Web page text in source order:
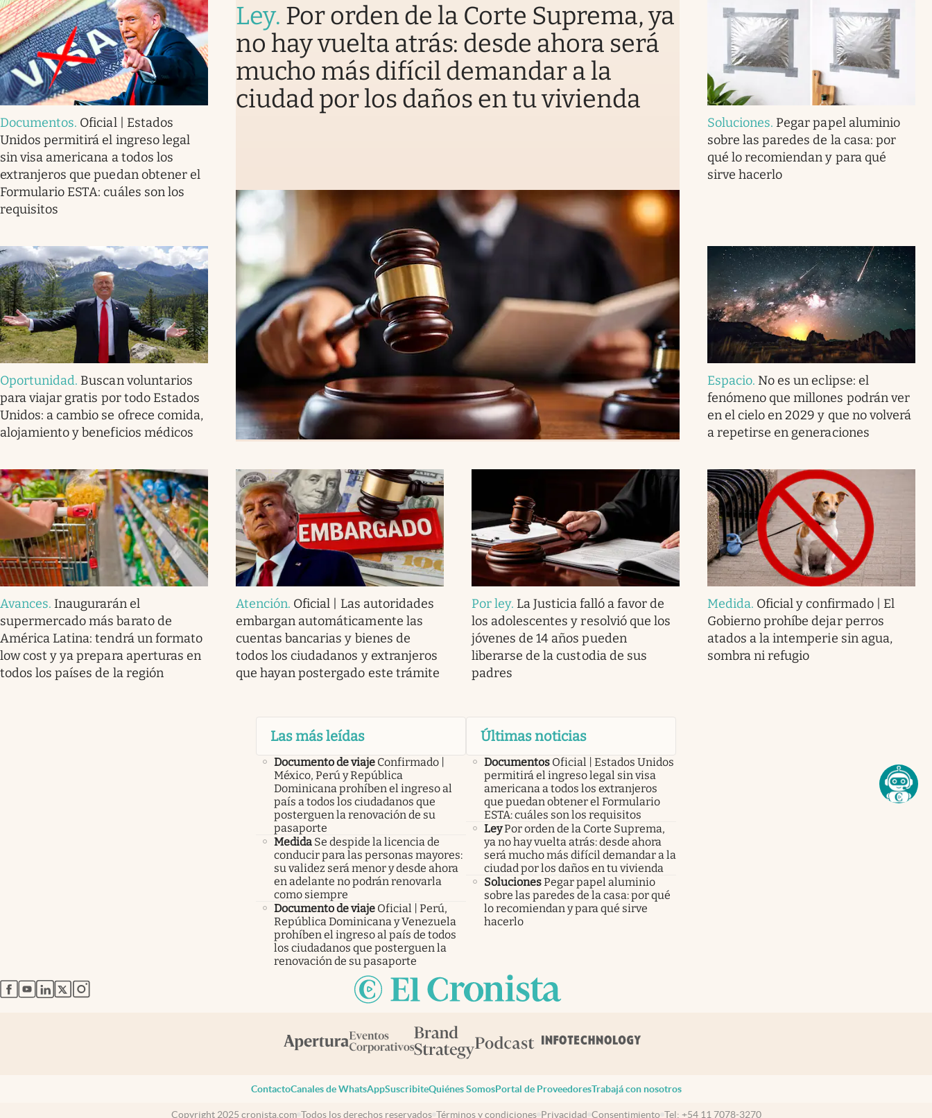
Documentos. Oficial | Estados
Unidos permitirá el ingreso legal
sin visa americana a todos los
extranjeros que puedan obtener el
Formulario ESTA: cuáles son los
requisitos
Ley. Por orden de la Corte Suprema, ya
no hay vuelta atrás: desde ahora será
mucho más difícil demandar a la
ciudad por los daños en tu vivienda
Soluciones. Pegar papel aluminio
sobre las paredes de la casa: por
qué lo recomiendan y para qué
sirve hacerlo
Oportunidad. Buscan voluntarios
para viajar gratis por todo Estados
Unidos: a cambio se ofrece comida,
alojamiento y beneficios médicos
Espacio. No es un eclipse: el
fenómeno que millones podrán ver
en el cielo en 2029 y que no volverá
a repetirse en generaciones
Avances. Inaugurarán el
supermercado más barato de
América Latina: tendrá un formato
low cost y ya prepara aperturas en
todos los países de la región
Atención. Oficial | Las autoridades
embargan automáticamente las
cuentas bancarias y bienes de
todos los ciudadanos y extranjeros
que hayan postergado este trámite
Por ley. La Justicia falló a favor de
los adolescentes y resolvió que los
jóvenes de 14 años pueden
liberarse de la custodia de sus
padres
Medida. Oficial y confirmado | El
Gobierno prohíbe dejar perros
atados a la intemperie sin agua,
sombra ni refugio
Las más leídas
Documento de viaje Confirmado |
México, Perú y República
Dominicana prohíben el ingreso al
país a todos los ciudadanos que
posterguen la renovación de su
pasaporte
Medida Se despide la licencia de
conducir para las personas mayores:
su validez será menor y desde ahora
en adelante no podrán renovarla
como siempre
Documento de viaje Oficial | Perú,
República Dominicana y Venezuela
prohíben el ingreso al país de todos
los ciudadanos que posterguen la
renovación de su pasaporte
Últimas noticias
Documentos Oficial | Estados Unidos
permitirá el ingreso legal sin visa
americana a todos los extranjeros
que puedan obtener el Formulario
ESTA: cuáles son los requisitos
LeyPor orden de la Corte Suprema,
ya no hay vuelta atrás: desde ahora
será mucho más difícil demandar a la
ciudad por los daños en tu vivienda
SolucionesPegar papel aluminio
sobre las paredes de la casa: por qué
lo recomiendan y para qué sirve
hacerlo
abre en nueva pestaña
abre en nueva pestaña
abre en nueva pestaña
abre en nueva pestaña
abre en nueva pestaña
ContactoCanales de WhatsAppSuscribiteQuiénes SomosPortal de ProveedoresTrabajá con nosotros
Copyright 2025 cronista.com Todos los derechos reservados Términos y condiciones Privacidad Consentimiento Tel: +54 11 7078-3270